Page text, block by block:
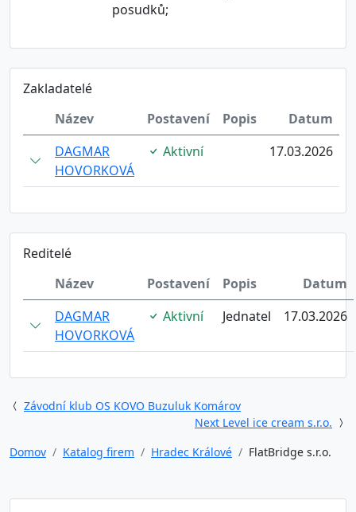
posudků;
Zakladatelé
Název
Postavení Popis
Datum
DAGMAR
HOVORKOVÁ
Aktivní 17.03.2026
Reditelé
Název
Postavení Popis
Datum
DAGMAR
HOVORKOVÁ
Aktivní Jednatel 17.03.2026
Závodní klub OS KOVO Buzuluk Komárov
Next Level ice cream s.r.o.
Domov
Katalog firem Hradec Králové FlatBridge s.r.o.